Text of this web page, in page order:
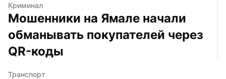
Криминал
Мошенники на Ямале начали
обманывать покупателей через
QR-коды
Транспорт